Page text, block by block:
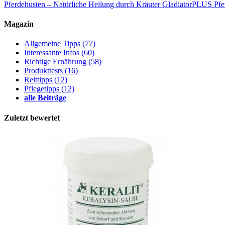
Pferdehusten – Natürliche Heilung durch Kräuter GladiatorPLUS
Magazin
Allgemeine Tipps (77)
Interessante Infos (60)
Richtige Ernährung (58)
Produkttests (16)
Reittipps (12)
Pflegetipps (12)
alle Beiträge
Zuletzt bewertet